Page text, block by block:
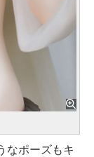
なポーズもキ